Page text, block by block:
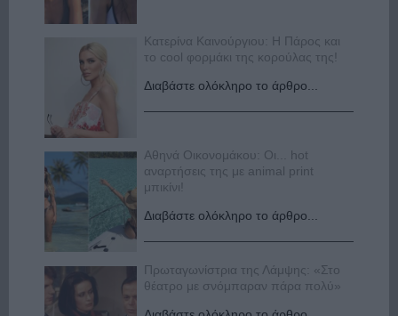
Κατερίνα Καινούργιου: Η Πάρος και
το cool φορμάκι της κορούλας της!
Διαβάστε ολόκληρο το άρθρο...
Αθηνά Οικονομάκου: Οι... hot
αναρτήσεις της με animal print
μπικίνι!
Διαβάστε ολόκληρο το άρθρο...
Πρωταγωνίστρια της Λάμψης: «Στο
θέατρο με σνόμπαραν πάρα πολύ»